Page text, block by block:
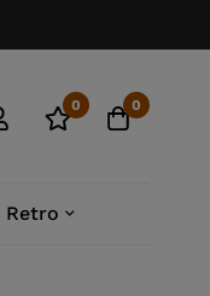
0 0
Retro